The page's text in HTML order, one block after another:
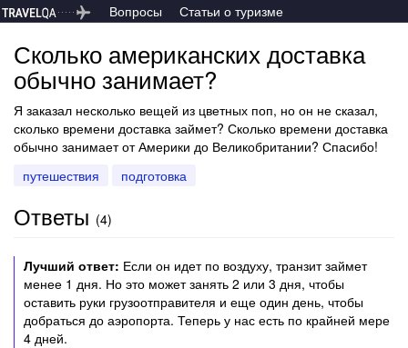
Вопросы Статьи о туризме
Сколько американских доставка
обычно занимает?
Я заказал несколько вещей из цветных поп, но он не сказал,
сколько времени доставка займет? Сколько времени доставка
обычно занимает от Америки до Великобритании? Спасибо!
путешествия
подготовка
Ответы (4)
Лучший ответ: Если он идет по воздуху, транзит займет
менее 1 дня. Но это может занять 2 или 3 дня, чтобы
оставить руки грузоотправителя и еще один день, чтобы
добраться до аэропорта. Теперь у нас есть по крайней мере
4 дней.